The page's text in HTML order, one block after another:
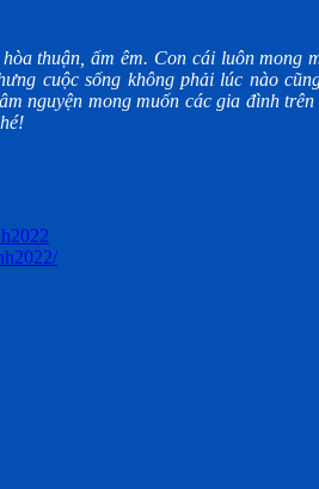
thuận, ấm êm. Con cái luôn mong
cuộc sống không phải lúc nào
nguyện mong muốn các gia đình